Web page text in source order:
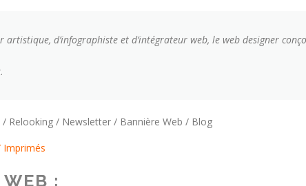
d’infographiste et d’intégrateur web, le web designer
Relooking / Newsletter / Bannière Web / Blog
Imprimés
: